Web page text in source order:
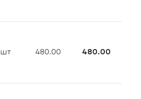
шт 480.00 480.00